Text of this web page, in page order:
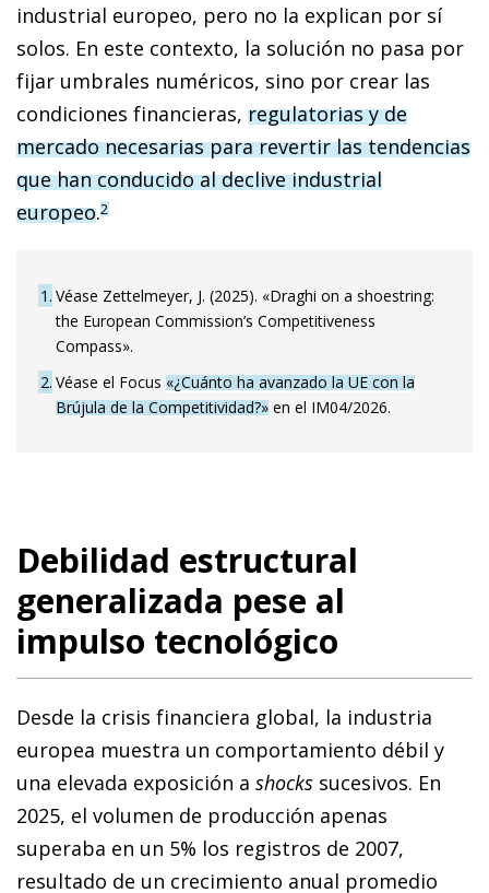
industrial europeo, pero no la explican por sí
solos. En este contexto, la solución no pasa por
fijar umbrales numéricos, sino por crear las
condiciones financieras, regulatorias y de
mercado necesarias para revertir las tendencias
que han conducido al declive industrial
europeo.2
1 Véase Zettelmeyer, J. (2025). «Draghi on a shoestring:
the European Commission’s Competitiveness
Compass».
2 Véase el Focus «¿Cuánto ha avanzado la UE con la
Brújula de la Competitividad?» en el IM04/2026.
Debilidad estructural
generalizada pese al
impulso tecnológico
Desde la crisis financiera global, la industria
europea muestra un comportamiento débil y
una elevada exposición a shocks sucesivos. En
2025, el volumen de producción apenas
superaba en un 5% los registros de 2007,
resultado de un crecimiento anual promedio